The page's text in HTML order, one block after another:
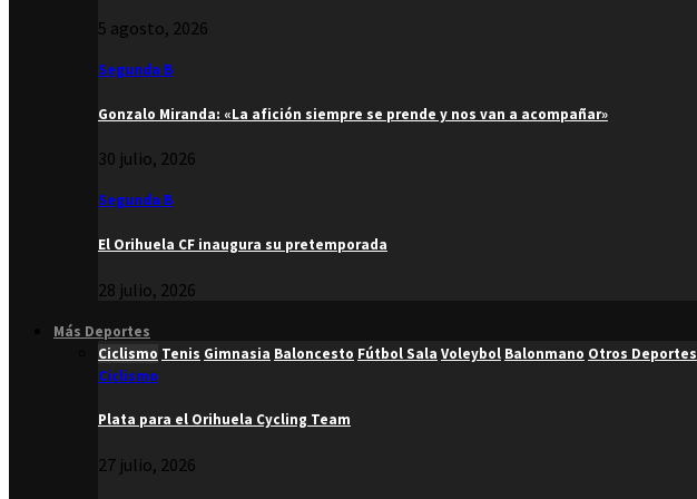
5 agosto, 2026
Segunda B
Gonzalo Miranda: «La afición siempre se prende y nos van a acompañar»
30 julio, 2026
Segunda B
El Orihuela CF inaugura su pretemporada
28 julio, 2026
Más Deportes
Ciclismo Tenis Gimnasia Baloncesto Fútbol Sala Voleybol Balonmano Otros Deportes
Ciclismo
Plata para el Orihuela Cycling Team
27 julio, 2026